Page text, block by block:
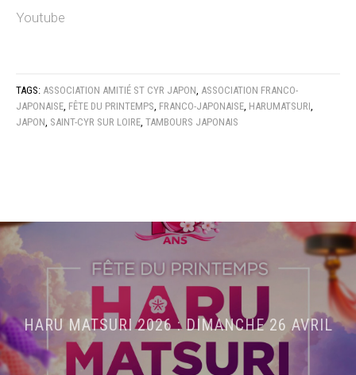
Youtube
TAGS: ASSOCIATION AMITIÉ ST CYR JAPON ASSOCIATION FRANCO-
JAPONAISE FÊTE DU PRINTEMPS FRANCO-JAPONAISE HARUMATSURI
JAPON SAINT-CYR SUR LOIRE TAMBOURS JAPONAIS
HARU MATSURI 2026 : DIMANCHE 26 AVRIL